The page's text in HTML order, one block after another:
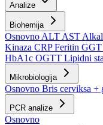
Analize
Biohemija
Osnovno ALT AST
Kinaza CRPFeritin GGT
HbA1c OGTT Lipidni
Mikrobiologija
Osnovno Bris cerviksa +
PCR analize
Osnovno